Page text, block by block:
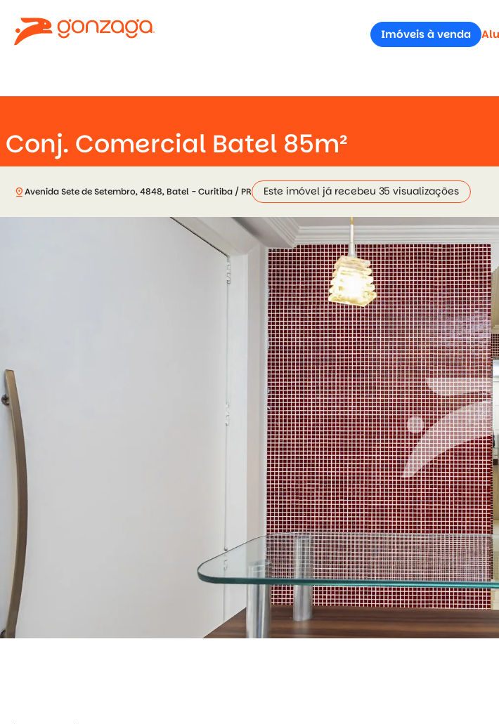
Imóveis à venda
Conj. Comercial Batel 85m²
pin_dropAvenida Sete de Setembro, 4848, Batel - Curitiba / PR Este imóvel já recebeu 35 visualizações